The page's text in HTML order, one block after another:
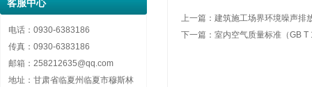
客服中心
电话：0930-6383186
传真：0930-6383186
邮箱：258212635@qq.com
地址：甘肃省临夏州临夏市穆斯林
上一篇： 建筑施工场界环境噪声排
下一篇： 室内空气质量标准（GB